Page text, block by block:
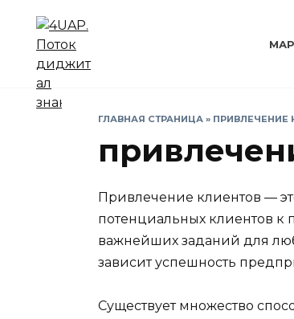
содержанию
ГЛАВНАЯ СТРАНИЦА » ПРИВЛЕЧЕНИЕ
Привлечение клиентов —
потенциальных клиентов к
важнейших заданий для
зависит успешность
Существует множество